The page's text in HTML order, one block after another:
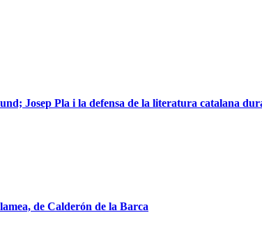
Josep Pla i la defensa de la literatura catalana
de Calderón de la Barca